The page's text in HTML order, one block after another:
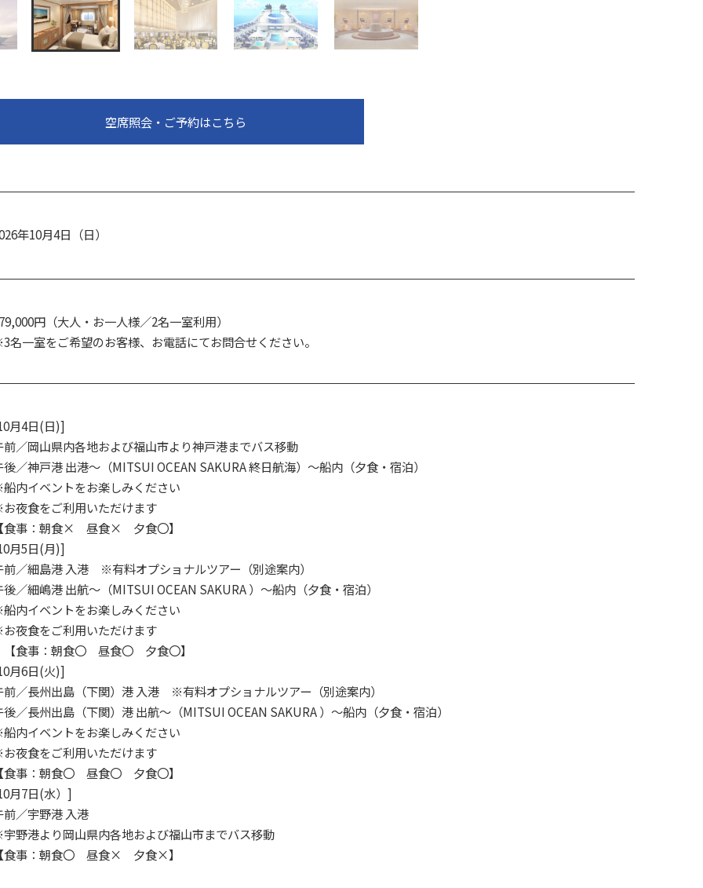
空席照会・ご予約はこちら
年10月4日（日）
円（大人・お一人様／2名一室利用）
名一室をご希望のお客様、お電話にてお問合せください。
月4日(日)]
前／岡山県内各地および福山市より神戸港までバス移動
後／神戸港 出港～（MITSUI OCEAN SAKURA 終日航海）～船内（夕食・宿泊）
内イベントをお楽しみください
夜食をご利用いただけます
食事：朝食× 昼食× 夕食〇】
月5日(月)]
前／細島港 入港 ※有料オプショナルツアー（別途案内）
後／細嶋港 出航～（MITSUI OCEAN SAKURA ）～船内（夕食・宿泊）
内イベントをお楽しみください
夜食をご利用いただけます
食事：朝食〇 昼食〇 夕食〇】
月6日(火)]
前／長州出島（下関）港 入港 ※有料オプショナルツアー（別途案内）
後／長州出島（下関）港 出航～（MITSUI OCEAN SAKURA ）～船内（夕食・宿泊）
内イベントをお楽しみください
夜食をご利用いただけます
食事：朝食〇 昼食〇 夕食〇】
月7日(水）]
前／宇野港 入港
野港より岡山県内各地および福山市までバス移動
食事：朝食〇 昼食× 夕食×】